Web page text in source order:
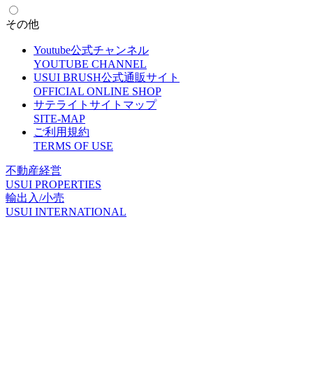
その他
Youtube公式チャンネル
YOUTUBE CHANNEL
USUI BRUSH公式通販サイト
OFFICIAL ONLINE SHOP
サテライトサイトマップ
SITE-MAP
ご利用規約
TERMS OF USE
不動産経営
USUI PROPERTIES
輸出入/小売
USUI INTERNATIONAL